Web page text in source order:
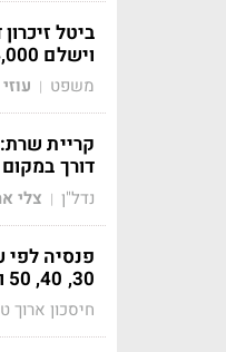
ביטל
וישלם 4,000 שקל
משפט |
דורך במקום
נדל"ן | צלי
30, 40, 50 ו-60
חיסכון ארוך